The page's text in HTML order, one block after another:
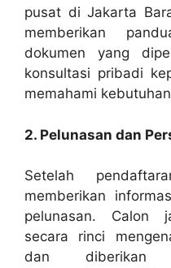
pusat di Jakarta
memberikan
dokumen yang
konsultasi pribadi
memahami
2. Pelunasan dan
Setelah
memberikan
pelunasan. Calon
secara rinci
dan diberikan